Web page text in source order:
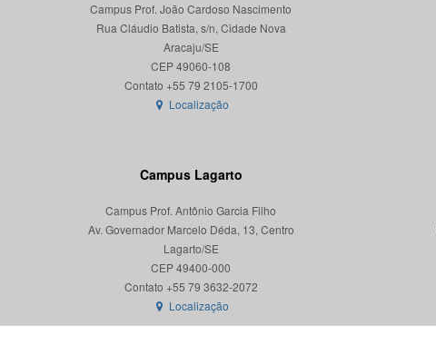
Campus Prof. João Cardoso Nascimento
Rua Cláudio Batista, s/n, Cidade Nova
Aracaju/SE
CEP 49060-108
Localização
Campus Lagarto
Campus Prof. Antônio Garcia Filho
Av. Governador Marcelo Déda, 13, Centro
Lagarto/SE
CEP 49400-000
Localização